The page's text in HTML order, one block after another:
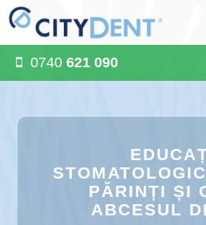
0740 621 090
PĂRINȚI ȘI
ABCESUL